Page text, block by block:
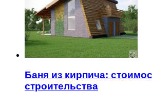
Баня из кирпича:
строительства